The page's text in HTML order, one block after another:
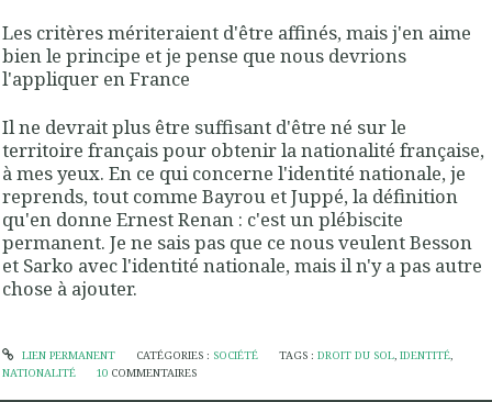
Les critères mériteraient d'être affinés, mais j'en aime
bien le principe et je pense que nous devrions
l'appliquer en France
Il ne devrait plus être suffisant d'être né sur le
territoire français pour obtenir la nationalité française,
à mes yeux. En ce qui concerne l'identité nationale, je
reprends, tout comme Bayrou et Juppé, la définition
qu'en donne Ernest Renan : c'est un plébiscite
permanent. Je ne sais pas que ce nous veulent Besson
et Sarko avec l'identité nationale, mais il n'y a pas autre
chose à ajouter.
LIEN PERMANENT CATÉGORIES : SOCIÉTÉ TAGS :DROIT DU SOL,IDENTITÉ,
NATIONALITÉ
10 COMMENTAIRES